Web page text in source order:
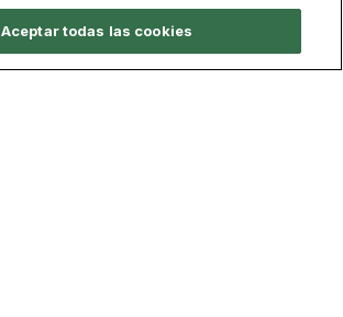
Canal Ético
Aceptar todas las cookies